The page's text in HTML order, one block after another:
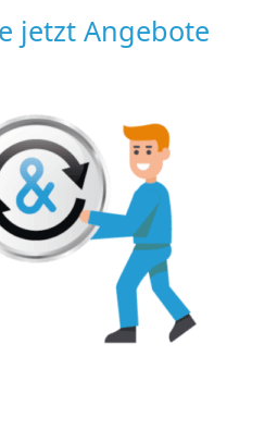
jetzt Angebote